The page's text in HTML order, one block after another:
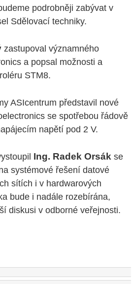
podrobněji zabývat v
Sdělovací techniky.
zastupoval významného
a popsal možnosti a
STM8.
ASIcentrum představil nové
se spotřebou řádově
napětí pod 2 V.
Ing. Radek Orsák se
systémové řešení datové
sítích i v hardwarových
bude i nadále rozebírána,
diskusi v odborné veřejnosti.